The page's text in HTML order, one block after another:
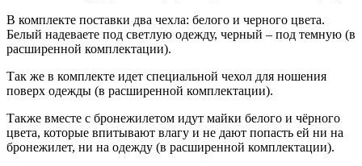
В комплекте поставки два чехла: белого и черного цвета.
Белый надеваете под светлую одежду, черный – под темную (в
расширенной комплектации).
Так же в комплекте идет специальной чехол для ношения
поверх одежды (в расширенной комплектации).
Также вместе с бронежилетом идут майки белого и чёрного
цвета, которые впитывают влагу и не дают попасть ей ни на
бронежилет, ни на одежду (в расширенной комплектации).